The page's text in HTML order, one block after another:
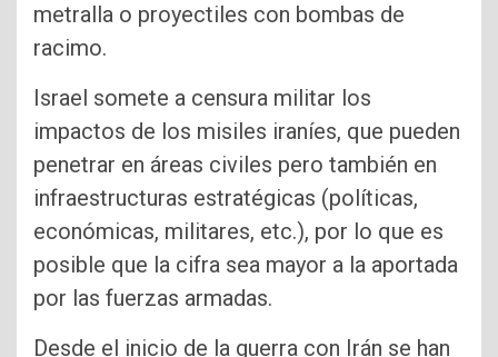
metralla o proyectiles con bombas de
racimo.
Israel somete a censura militar los
impactos de los misiles iraníes, que pueden
penetrar en áreas civiles pero también en
infraestructuras estratégicas (políticas,
económicas, militares, etc.), por lo que es
posible que la cifra sea mayor a la aportada
por las fuerzas armadas.
Desde el inicio de la guerra con Irán se han